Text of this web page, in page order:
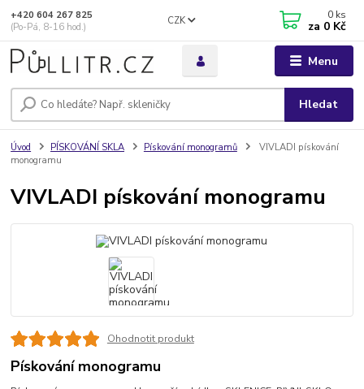
Menu
CZK
Hledat
+420 604 267 825
(Po-Pá, 8-16 hod.)
0 ks
za 0 Kč
Úvod PÍSKOVÁNÍ SKLA Pískování monogramů
VIVLADI pískování
monogramu
VIVLADI pískování monogramu
Ohodnotit produkt
Pískování monogramu